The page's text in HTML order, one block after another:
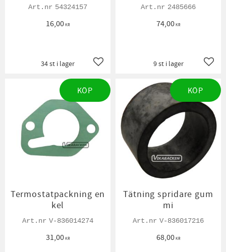
54324157
16,00KR
Lägg till i favoriter
34 st i lager
2485666
74,00KR
9 st i lager
Termostatpackning en
kel
V-836014274
31,00KR
KÖP
Tätning spridare gum
mi
V-836017216
68,00KR
KÖP